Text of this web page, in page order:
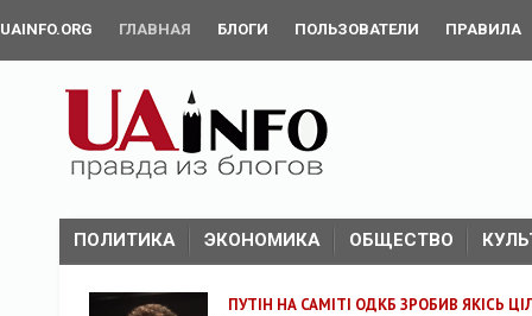
UAINFO.ORG ГЛАВНАЯ БЛОГИ ПОЛЬЗОВАТЕЛИ ПРАВИЛА
ПОЛИТИКА ЭКОНОМИКА ОБЩЕСТВО
ПУТІН НА САМІТІ ОДКБ ЗРОБИВ ЯКІСЬ